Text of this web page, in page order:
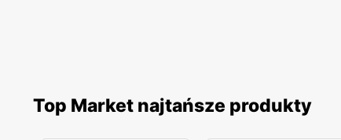
Top Market najtańsze produkty